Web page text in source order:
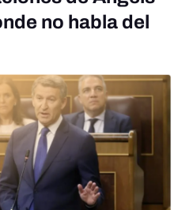
no habla del